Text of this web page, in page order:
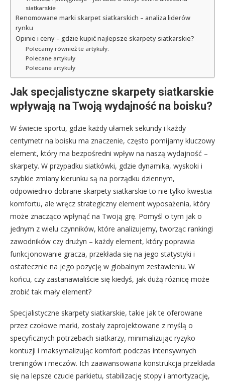
siatkarskie
Renomowane marki skarpet siatkarskich – analiza liderów
rynku
Opinie i ceny – gdzie kupić najlepsze skarpety siatkarskie?
Polecamy również te artykuły:
Polecane artykuły
Polecane artykuły
Jak specjalistyczne skarpety siatkarskie
wpływają na Twoją wydajność na boisku?
W świecie sportu, gdzie każdy ułamek sekundy i każdy
centymetr na boisku ma znaczenie, często pomijamy kluczowy
element, który ma bezpośredni wpływ na naszą wydajność –
skarpety. W przypadku siatkówki, gdzie dynamika, wyskoki i
szybkie zmiany kierunku są na porządku dziennym,
odpowiednio dobrane skarpety siatkarskie to nie tylko kwestia
komfortu, ale wręcz strategiczny element wyposażenia, który
może znacząco wpłynąć na Twoją grę. Pomyśl o tym jak o
jednym z wielu czynników, które analizujemy, tworząc rankingi
zawodników czy drużyn – każdy element, który poprawia
funkcjonowanie gracza, przekłada się na jego statystyki i
ostatecznie na jego pozycję w globalnym zestawieniu. W
końcu, czy zastanawialiście się kiedyś, jak dużą różnicę może
zrobić tak mały element?
Specjalistyczne skarpety siatkarskie, takie jak te oferowane
przez czołowe marki, zostały zaprojektowane z myślą o
specyficznych potrzebach siatkarzy, minimalizując ryzyko
kontuzji i maksymalizując komfort podczas intensywnych
treningów i meczów. Ich zaawansowana konstrukcja przekłada
się na lepsze czucie parkietu, stabilizację stopy i amortyzację,